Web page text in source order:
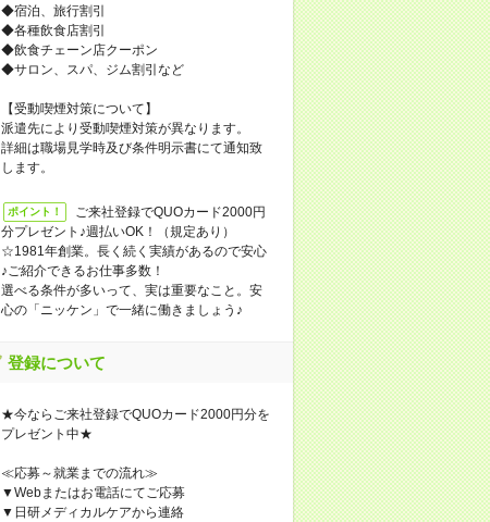
◆宿泊、旅行割引
◆各種飲食店割引
◆飲食チェーン店クーポン
◆サロン、スパ、ジム割引など
【受動喫煙対策について】
派遣先により受動喫煙対策が異なります。
詳細は職場見学時及び条件明示書にて通知致
します。
ポイント！
ご来社登録でQUOカード2000円
分プレゼント♪週払いOK！（規定あり）
☆1981年創業。長く続く実績があるので安心
♪ご紹介できるお仕事多数！
選べる条件が多いって、実は重要なこと。安
心の「ニッケン」で一緒に働きましょう♪
登録について
★今ならご来社登録でQUOカード2000円分を
プレゼント中★
≪応募～就業までの流れ≫
▼Webまたはお電話にてご応募
▼日研メディカルケアから連絡